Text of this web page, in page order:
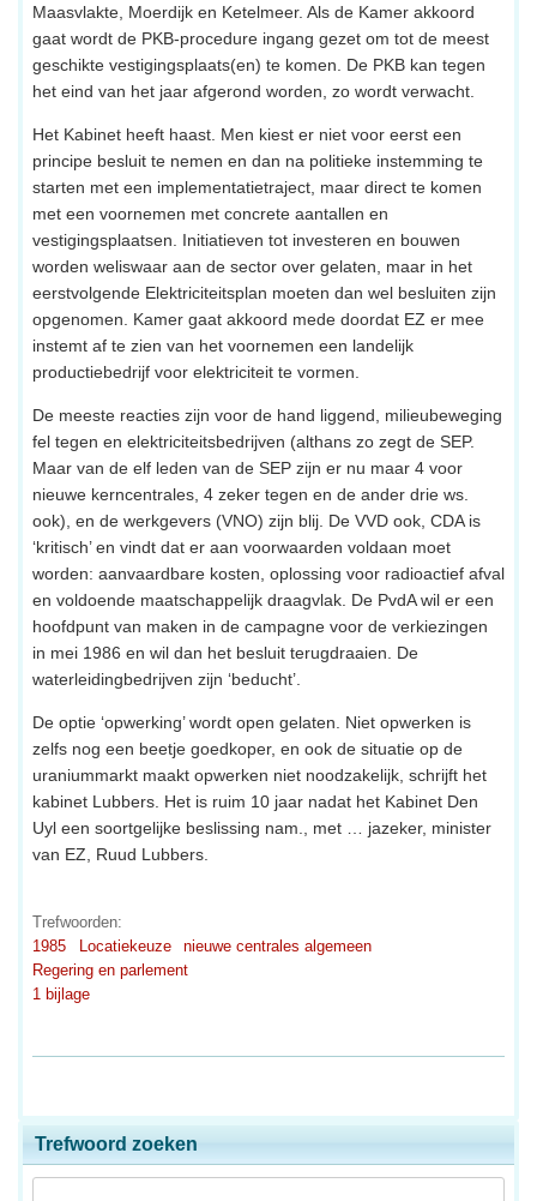
Maasvlakte, Moerdijk en Ketelmeer. Als de Kamer akkoord
gaat wordt de PKB-procedure ingang gezet om tot de meest
geschikte vestigingsplaats(en) te komen. De PKB kan tegen
het eind van het jaar afgerond worden, zo wordt verwacht.
Het Kabinet heeft haast. Men kiest er niet voor eerst een
principe besluit te nemen en dan na politieke instemming te
starten met een implementatietraject, maar direct te komen
met een voornemen met concrete aantallen en
vestigingsplaatsen. Initiatieven tot investeren en bouwen
worden weliswaar aan de sector over gelaten, maar in het
eerstvolgende Elektriciteitsplan moeten dan wel besluiten zijn
opgenomen. Kamer gaat akkoord mede doordat EZ er mee
instemt af te zien van het voornemen een landelijk
productiebedrijf voor elektriciteit te vormen.
De meeste reacties zijn voor de hand liggend, milieubeweging
fel tegen en elektriciteitsbedrijven (althans zo zegt de SEP.
Maar van de elf leden van de SEP zijn er nu maar 4 voor
nieuwe kerncentrales, 4 zeker tegen en de ander drie ws.
ook), en de werkgevers (VNO) zijn blij. De VVD ook, CDA is
‘kritisch’ en vindt dat er aan voorwaarden voldaan moet
worden: aanvaardbare kosten, oplossing voor radioactief afval
en voldoende maatschappelijk draagvlak. De PvdA wil er een
hoofdpunt van maken in de campagne voor de verkiezingen
in mei 1986 en wil dan het besluit terugdraaien. De
waterleidingbedrijven zijn ‘beducht’.
De optie ‘opwerking’ wordt open gelaten. Niet opwerken is
zelfs nog een beetje goedkoper, en ook de situatie op de
uraniummarkt maakt opwerken niet noodzakelijk, schrijft het
kabinet Lubbers. Het is ruim 10 jaar nadat het Kabinet Den
Uyl een soortgelijke beslissing nam., met … jazeker, minister
van EZ, Ruud Lubbers.
Trefwoorden:
1985
Locatiekeuze
nieuwe centrales algemeen
Regering en parlement
1 bijlage
Trefwoord zoeken